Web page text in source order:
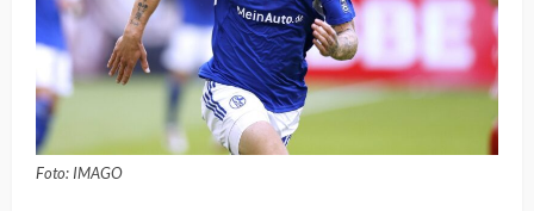
Foto: IMAGO